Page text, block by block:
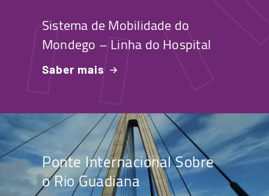
Sistema de Mobilidade do
Mondego – Linha do Hospital
Saber mais
Ponte Internacional Sobre
o Rio Guadiana